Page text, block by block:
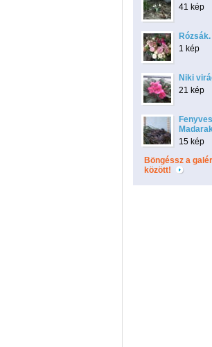
41 kép
Rózsák.
1 kép
Niki
21 kép
15 kép
Böngéssz a
között!